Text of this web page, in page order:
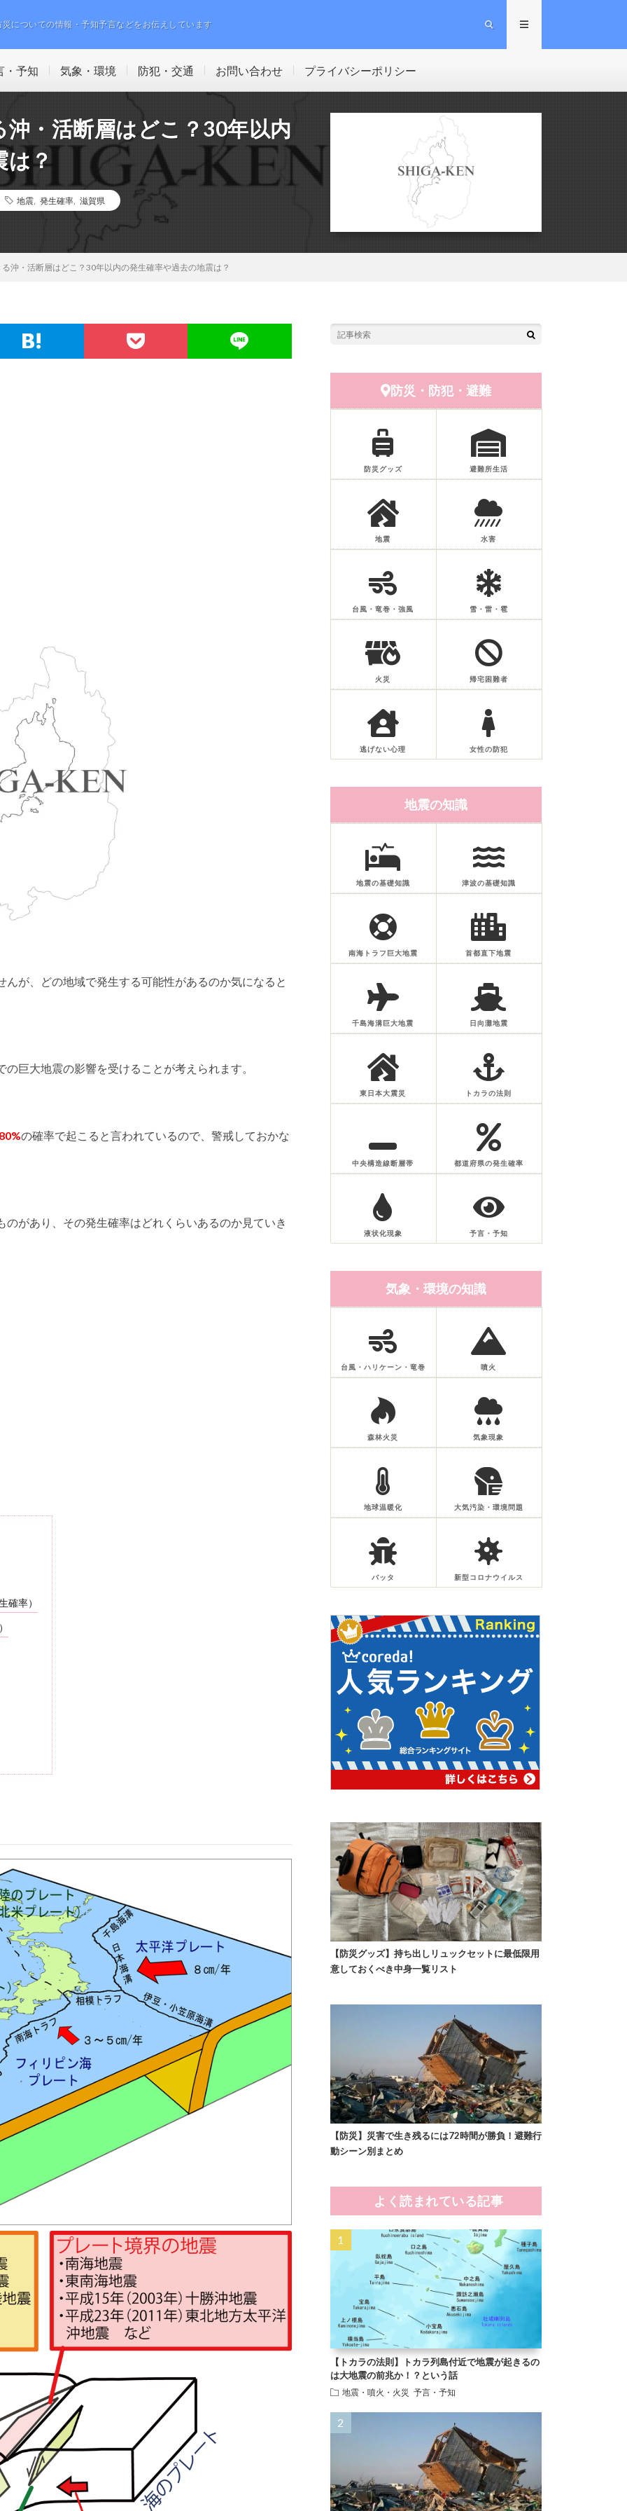
についての情報・予知予言などをお伝えしています
・予知 気象・環境 防犯・交通 お問い合わせ プライバシーポリシー
・活断層はどこ？30年以内
は？
地震 発生確率 滋賀県
沖・活断層はどこ？30年以内の発生確率や過去の地震は？
が、どの地域で発生する可能性があるのか気になると
の巨大地震の影響を受けることが考えられます。
の確率で起こると言われているので、警戒しておかな
があり、その発生確率はどれくらいあるのか見ていき
確率）
防災・防犯・避難
防災グッズ 避難所生活
地震 水害
台風・竜巻・強風 雪・雷・雹
火災 帰宅困難者
逃げない心理 女性の防犯
地震の知識
地震の基礎知識 津波の基礎知識
南海トラフ巨大地震 首都直下地震
千島海溝巨大地震 日向灘地震
東日本大震災 トカラの法則
中央構造線断層帯 都道府県の発生確率
液状化現象 予言・予知
気象・環境の知識
台風・ハリケーン・竜巻 噴火
森林火災 気象現象
地球温暖化 大気汚染・環境問題
バッタ 新型コロナウイルス
【防災グッズ】持ち出しリュックセットに最低限用
意しておくべき中身一覧リスト
【防災】災害で生き残るには72時間が勝負！避難行
動シーン別まとめ
よく読まれている記事
【トカラの法則】トカラ列島付近で地震が起きるの
は大地震の前兆か！？という話
地震・噴火・火災 予言・予知